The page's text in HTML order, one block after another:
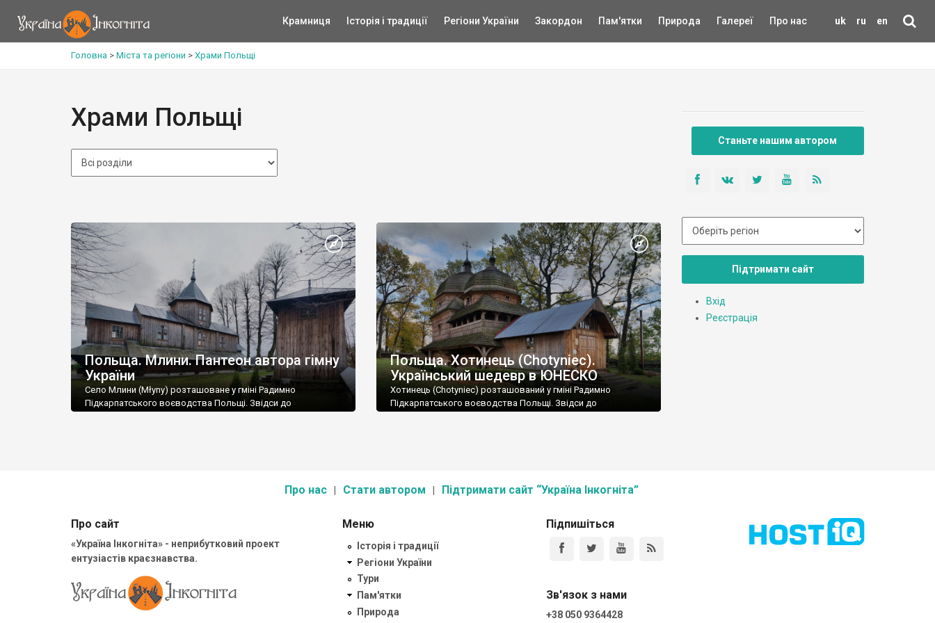
uk ru en
Крамниця Історія і традиції Регіони України Закордон Пам'ятки Природа Галереї Про нас
Головна > Міста та регіони > Храми Польщі
Храми Польщі
Польща. Млини. Пантеон автора гімну
України
Село Млини (Młyny) розташоване у гміні Радимно
Підкарпатського воєводства Польщі. Звідси до
Польща. Хотинець (Chotyniec).
Український шедевр в ЮНЕСКО
Хотинець (Chotyniec) розташований у гміні Радимно
Підкарпатського воєводства Польщі. Звідси до
Станьте нашим автором
Підтримати сайт
Вхід
Реєстрація
Про нас Стати автором Підтримати сайт “Україна Інкогніта”
Про сайт
«Україна Інкогніта» - неприбутковий проект
ентузіастів краєзнавства.
Меню
Історія і традиції
Регіони України
Тури
Пам'ятки
Природа
Підпишіться
Зв'язок з нами
+38 050 9364428